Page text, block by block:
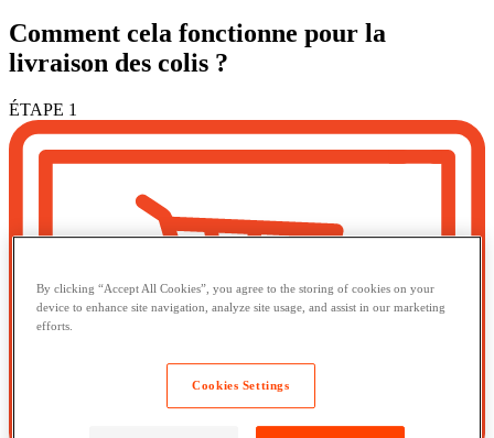
Comment cela fonctionne pour la
livraison des colis ?
ÉTAPE 1
By clicking “Accept All Cookies”, you agree to the storing of cookies on your
device to enhance site navigation, analyze site usage, and assist in our marketing
efforts.
Cookies Settings